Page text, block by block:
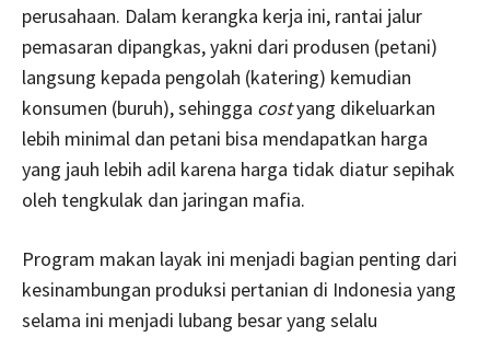
perusahaan. Dalam kerangka kerja ini, rantai jalur
pemasaran dipangkas, yakni dari produsen (petani)
langsung kepada pengolah (katering) kemudian
konsumen (buruh), sehingga costyang dikeluarkan
lebih minimal dan petani bisa mendapatkan harga
yang jauh lebih adil karena harga tidak diatur sepihak
oleh tengkulak dan jaringan mafia.
Program makan layak ini menjadi bagian penting dari
kesinambungan produksi pertanian di Indonesia yang
selama ini menjadi lubang besar yang selalu